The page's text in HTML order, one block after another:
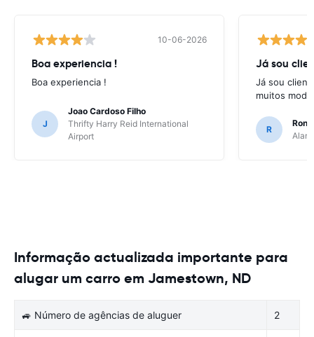
10-06-2026
Boa experiencia !
Boa experiencia !
J
Joao Cardoso Filho
Thrifty Harry Reid International
Airport
Já sou
Já sou
muitos
R
Informação actualizada importante para
alugar um carro em Jamestown, ND
🚙 Número de agências de aluguer 2